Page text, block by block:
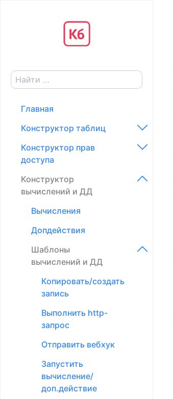
Главная
Конструктор таблиц
Конфигурация
Создание категорий и
таблиц
Создание полей
Подтаблицы
Доптаблицы
Фильтры
Напоминания
Информеры
Внешние формы
Цветовое
Конструктор прав
доступа
Доступ к действиям в
таблице
Доступ к элементам в
доступа
Быстрая настройка
элемента
доступа
Настройка доступа
для техподдержки
Конструктор
вычислений и ДД
Вычисления
Допдействия
Шаблоны
вычислений и ДД
Копировать/создать
запись
Выполнить http-
запрос
Отправить вебхук
Запустить
вычисление/
доп.действие